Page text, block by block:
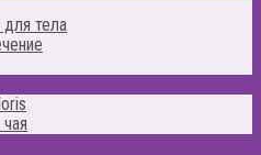
тела